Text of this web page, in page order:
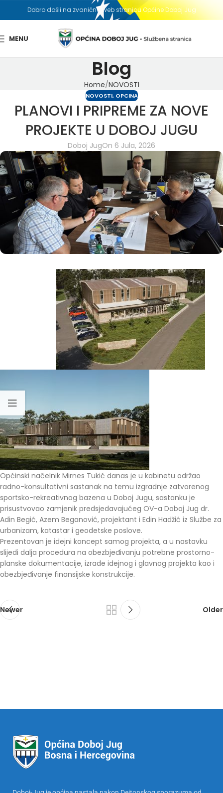
Dobro došli na zvaničnu web stranicu Općine Doboj Jug
MENU
Blog
Home NOVOSTI
NOVOSTI, OPCINA
PLANOVI I PRIPREME ZA NOVE
PROJEKTE U DOBOJ JUGU
Doboj JugOn 6 Jula, 2026
Općinski načelnik Mirnes Tukić danas je u kabinetu održao
radno-konsultativni sastanak na temu izgradnje zatvorenog
sportsko-rekreativnog bazena u Doboj Jugu, sastanku je
prisustvovao zamjenik predsjedavajućeg OV-a Doboj Jug dr.
Adin Begić, Azem Beganović, projektant i Edin Hadžić iz Službe za
urbanizam, katastar i geodetske poslove.
Prezentovan je idejni koncept samog projekta, a u nastavku
slijedi dalja procedura na obezbjeđivanju potrebne prostorno-
planske dokumentacije, izrade idejnog i glavnog projekta kao i
obezbjeđivanje finansijske konstrukcije.
Newer Older